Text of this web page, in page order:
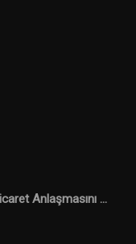
Anlaşmasını ...